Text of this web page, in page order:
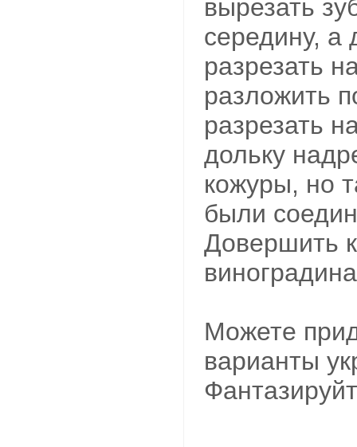
вырезать
середину,
разрезать
разложить
разрезать
дольку
кожуры, но
были
Довершить
Можете
варианты